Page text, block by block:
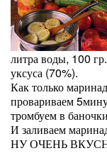
литра воды, 100
уксуса (70%).
Как только
провариваем
тромбуем в
И заливаем
НУ ОЧЕНЬ